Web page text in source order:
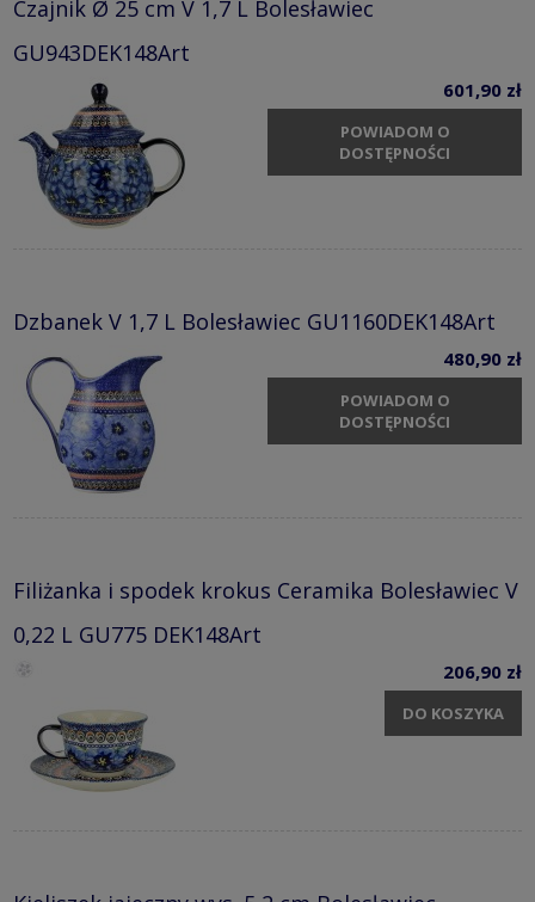
Czajnik Ø 25 cm V 1,7 L Bolesławiec
GU943DEK148Art
601,90 zł
POWIADOM O
DOSTĘPNOŚCI
Dzbanek V 1,7 L Bolesławiec GU1160DEK148Art
480,90 zł
POWIADOM O
DOSTĘPNOŚCI
Filiżanka i spodek krokus Ceramika Bolesławiec V
0,22 L GU775 DEK148Art
206,90 zł
DO KOSZYKA